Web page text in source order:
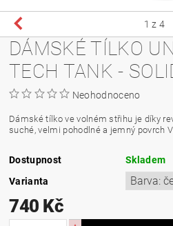
1 z 4
DÁMSKÉ TÍLKO
TECH TANK -
Neohodnoceno
Dámské tílko ve volném střihu je díky
suché, velmi pohodlné a jemný povrch
Dostupnost
Skladem
Varianta
740 Kč